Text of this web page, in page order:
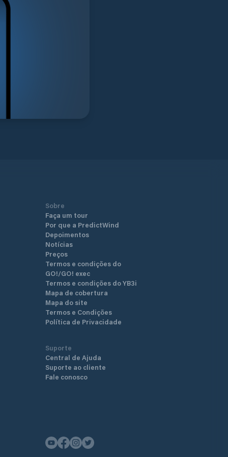
Sobre
Faça um tour
Por que a PredictWind
Depoimentos
Notícias
Preços
Termos e condições do
GO!/GO! exec
Termos e condições do YB3i
Mapa de cobertura
Mapa do site
Termos e Condições
Política de Privacidade
Suporte
Central de Ajuda
Suporte ao cliente
Fale conosco